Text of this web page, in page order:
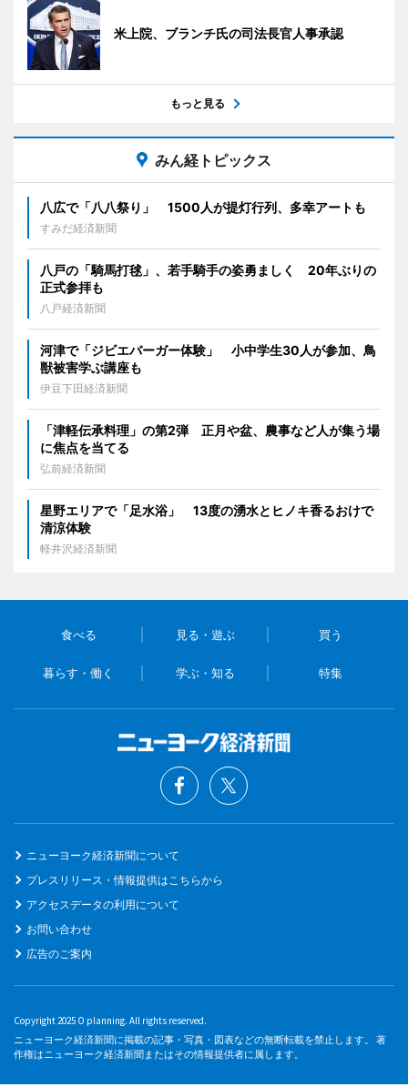
米上院、ブランチ氏の司法長官人事承認
もっと見る
みん経トピックス
八広で「八八祭り」 1500人が提灯行列、多幸アートも
すみだ経済新聞
八戸の「騎馬打毬」、若手騎手の姿勇ましく 20年ぶりの
正式参拝も
八戸経済新聞
河津で「ジビエバーガー体験」 小中学生30人が参加、鳥
獣被害学ぶ講座も
伊豆下田経済新聞
「津軽伝承料理」の第2弾 正月や盆、農事など人が集う場
に焦点を当てる
弘前経済新聞
星野エリアで「足水浴」 13度の湧水とヒノキ香るおけで
清涼体験
軽井沢経済新聞
食べる 見る・遊ぶ 買う
暮らす・働く 学ぶ・知る 特集
ニューヨーク経済新聞について
プレスリリース・情報提供はこちらから
アクセスデータの利用について
お問い合わせ
広告のご案内
Copyright 2025 O planning. All rights reserved.
ニューヨーク経済新聞に掲載の記事・写真・図表などの無断転載を禁止します。 著
作権はニューヨーク経済新聞またはその情報提供者に属します。